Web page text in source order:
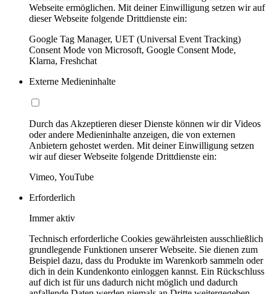
Webseite ermöglichen. Mit deiner Einwilligung setzen wir auf
dieser Webseite folgende Drittdienste ein:
Google Tag Manager, UET (Universal Event Tracking)
Consent Mode von Microsoft, Google Consent Mode,
Klarna, Freshchat
Externe Medieninhalte
Durch das Akzeptieren dieser Dienste können wir dir Videos
oder andere Medieninhalte anzeigen, die von externen
Anbietern gehostet werden. Mit deiner Einwilligung setzen
wir auf dieser Webseite folgende Drittdienste ein:
Vimeo, YouTube
Erforderlich
Immer aktiv
Technisch erforderliche Cookies gewährleisten ausschließlich
grundlegende Funktionen unserer Webseite. Sie dienen zum
Beispiel dazu, dass du Produkte im Warenkorb sammeln oder
dich in dein Kundenkonto einloggen kannst. Ein Rückschluss
auf dich ist für uns dadurch nicht möglich und dadurch